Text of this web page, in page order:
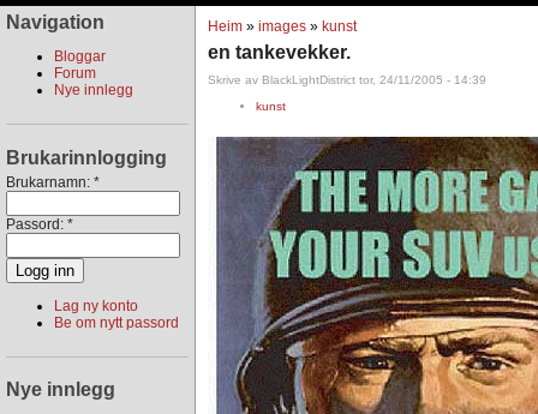
Navigation
Bloggar
Forum
Nye innlegg
Brukarinnlogging
Brukarnamn: *
Passord: *
Lag ny konto
Be om nytt passord
Nye innlegg
Heim » images » kunst
en tankevekker.
Skrive av BlackLightDistrict tor, 24/11/2005 - 14:39
kunst